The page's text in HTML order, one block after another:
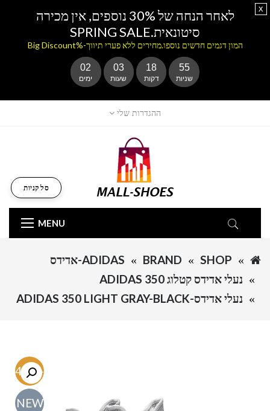
ההגדרות שלי
MENU
סל קניות
SHOP
BRAND
ADIDAS-אדידס
נעלי אדידס קטלוג ADIDAS 350
נעלי אדידס-ADIDAS 350 LIGHT GRAY-BLACK
-54.6%
NEW
לאחר הנחה של 30% נוספים, אין מכירה
סיטונאית.SPRING SALE
המון דגמים חדשים נוספו.מחירים ללא פערי תיווך-%Big Discount
02
ימים
03
שעות
18
דקות
55
שניות
x